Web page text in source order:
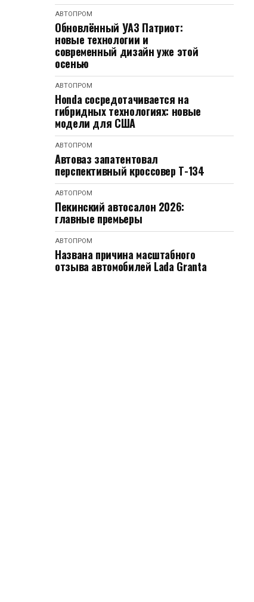
АВТОПРОМ
Обновлённый УАЗ Патриот:
новые технологии и
современный дизайн уже этой
осенью
АВТОПРОМ
Honda сосредотачивается на
гибридных технологиях: новые
модели для США
АВТОПРОМ
Автоваз запатентовал
перспективный кроссовер Т-134
АВТОПРОМ
Пекинский автосалон 2026:
главные премьеры
АВТОПРОМ
Названа причина масштабного
отзыва автомобилей Lada Granta